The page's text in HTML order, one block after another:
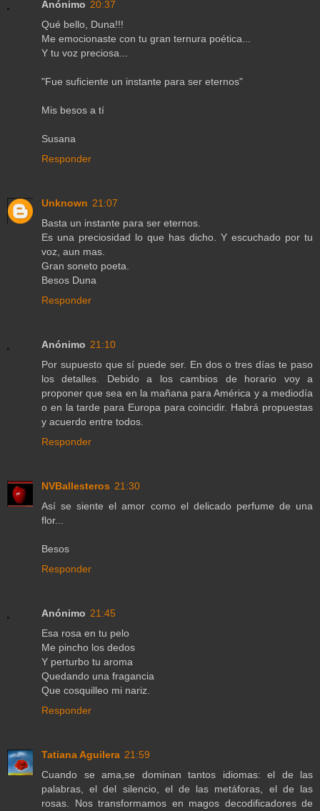
Anónimo 20:37
Qué bello, Duna!!!
Me emocionaste con tu gran ternura poética...
Y tu voz preciosa...
"Fue suficiente un instante para ser eternos"
Mis besos a tí
Susana
Responder
Unknown 21:07
Basta un instante para ser eternos.
Es una preciosidad lo que has dicho. Y escuchado por tu
voz, aun mas.
Gran soneto poeta.
Besos Duna
Responder
Anónimo 21:10
Por supuesto que sí puede ser. En dos o tres días te paso
los detalles. Debido a los cambios de horario voy a
proponer que sea en la mañana para América y a mediodía
o en la tarde para Europa para coincidir. Habrá propuestas
y acuerdo entre todos.
Responder
NVBallesteros 21:30
Así se siente el amor como el delicado perfume de una
flor...
Besos
Responder
Anónimo 21:45
Esa rosa en tu pelo
Me pincho los dedos
Y perturbo tu aroma
Quedando una fragancia
Que cosquilleo mi nariz.
Responder
Tatiana Aguilera 21:59
Cuando se ama,se dominan tantos idiomas: el de las
palabras, el del silencio, el de las metáforas, el de las
rosas. Nos transformamos en magos decodificadores de